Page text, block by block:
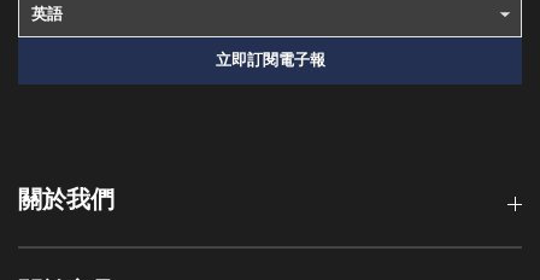
關於我們
立即訂閱電子報